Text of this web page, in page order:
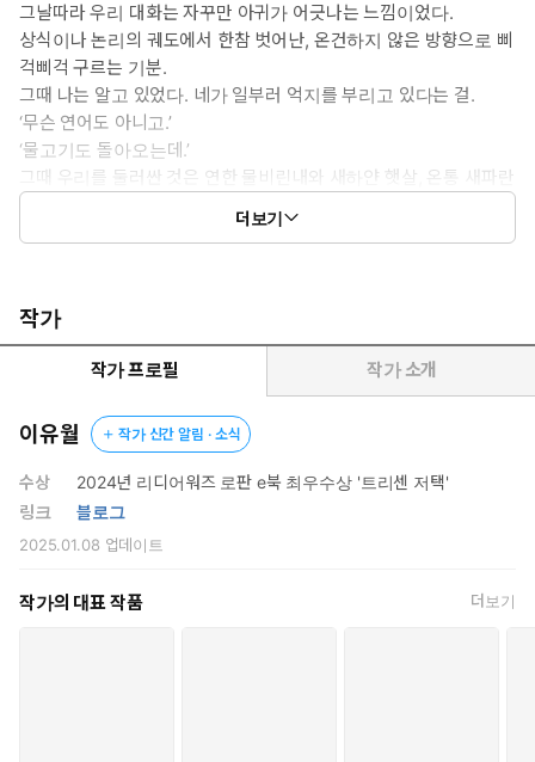
그날따라 우리 대화는 자꾸만 아귀가 어긋나는 느낌이었다.
상식이나 논리의 궤도에서 한참 벗어난, 온건하지 않은 방향으로 삐
걱삐걱 구르는 기분.
그때 나는 알고 있었다. 네가 일부러 억지를 부리고 있다는 걸.
‘무슨 연어도 아니고.’
‘물고기도 돌아오는데.’
그때 우리를 둘러싼 것은 연한 물비린내와 새하얀 햇살, 온통 새파란
그리고 빛나는 색채 사이로 눈부시게 존재하던 너.
그랬던 너에게 나는 대답하지 않았다.
나에게 미래란 거대하고 난폭한 괴물 같았다.
제어할 수도 예측할 수도 없는 존재 앞에서, 내가 장담할 수 있는 일
은
아무것도 없어 보였다.
돌아올 거라는 희망도 돌아오겠다는 다짐도 나는 네게 줄 수 없었
다.
그 순간에도 강물은 흐르고 있었다.
더보기
작가
작가 프로필 작가 소개
이유월 작가 신간 알림 · 소식
수상
2024년 리디어워즈 로판 e북 최우수상 '트리센 저택'
링크
블로그
2025.01.08 업데이트
작가의 대표 작품 더보기